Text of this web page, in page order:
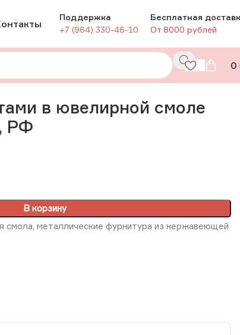
Поддержка
+7 (964) 330-46-10
Бесплатная
От 8000 рублей
0
в ювелирной смоле
РФ
В корзину
смола, металлические фурнитура из нержавеющей